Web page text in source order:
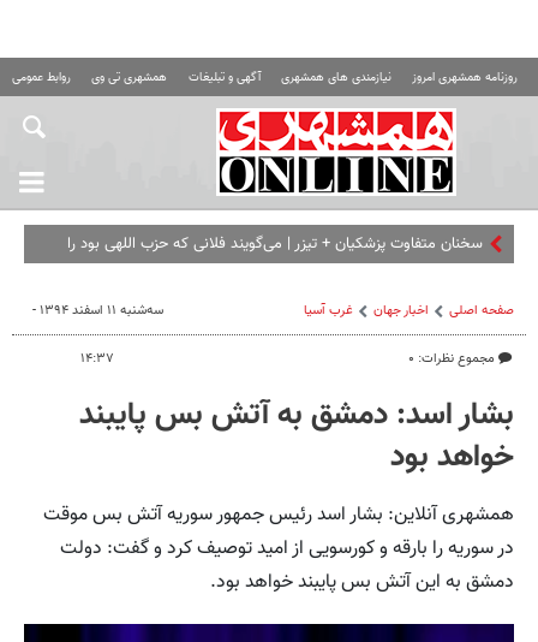
روزنامه همشهری امروز نیازمندی های همشهری آگهی و تبلیغات همشهری تی وی روابط عمومی
سخنان متفاوت پزشکیان + تیزر | می‌گویند فلانی که حزب اللهی بود را
صفحه اصلی اخبار جهان غرب آسیا
مجموع نظرات: ۰
سه‌شنبه ۱۱ اسفند ۱۳۹۴ -
۱۴:۳۷
بشار اسد: دمشق به آتش بس پایبند
خواهد بود
همشهری آنلاین: بشار اسد رئیس جمهور سوریه آتش بس موقت
در سوریه را بارقه و کورسویی از امید توصیف کرد و گفت: دولت
دمشق به این آتش بس پایبند خواهد بود.